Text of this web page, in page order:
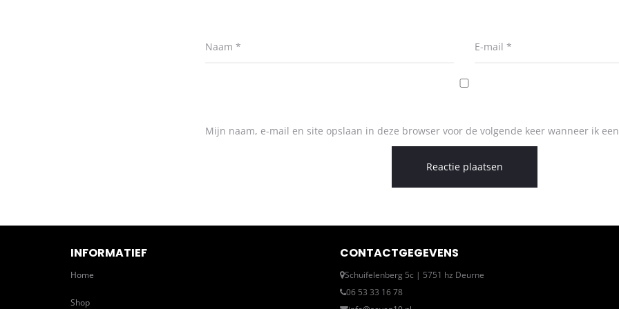
Naam * E-mail *
Mijn naam, e-mail en site opslaan in deze browser voor de volgende keer wanneer ik
INFORMATIEF
Home
Shop
CONTACTGEGEVENS
Schuifelenberg 5c | 5751 hz Deurne
06 53 33 16 78